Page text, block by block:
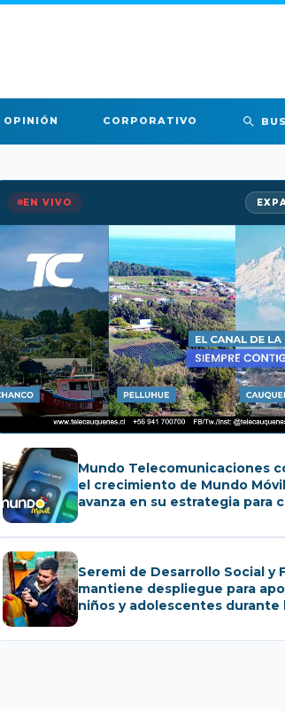
OPINIÓN CORPORATIVO
EN VIVO
Mundo Telecomunicaciones
el crecimiento de Mundo
avanza en su estrategia para
Seremi de Desarrollo Social y
mantiene despliegue para
niños y adolescentes durante